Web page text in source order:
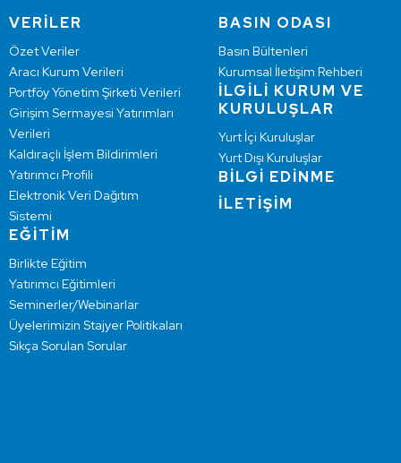
VERİLER
Özet Veriler
Aracı Kurum Verileri
Portföy Yönetim Şirketi Verileri
Girişim Sermayesi Yatırımları
Verileri
Kaldıraçlı İşlem Bildirimleri
Yatırımcı Profili
Elektronik Veri Dağıtım
Sistemi
EĞİTİM
Birlikte Eğitim
Yatırımcı Eğitimleri
Seminerler/Webinarlar
Üyelerimizin Stajyer Politikaları
Sıkça Sorulan Sorular
BASIN ODASI
Basın Bültenleri
Kurumsal İletişim Rehberi
İLGİLİ KURUM VE
KURULUŞLAR
Yurt İçi Kuruluşlar
Yurt Dışı Kuruluşlar
BİLGİ EDİNME
İLETİŞİM